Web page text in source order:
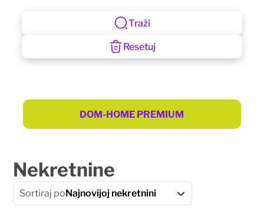
Traži
Resetuj
DOM-HOME PREMIUM
Nekretnine
Sortiraj poNajnovijoj nekretnini